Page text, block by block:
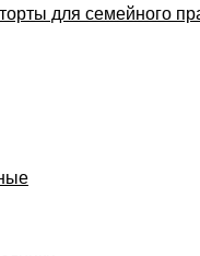
для семейного